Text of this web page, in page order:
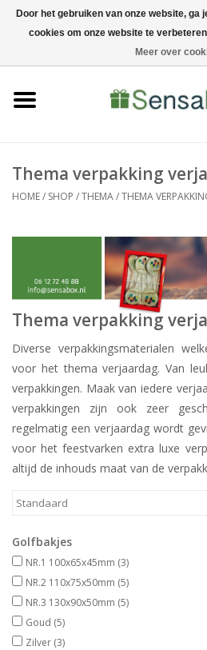
06-
Bewerkingen
Thema verpakking
HOME/ SHOP /THEMA/THEMA
Thema verpakking
Diverse verpakkingsmaterialen
voor het thema verjaardag. Van
verpakkingen. Maak van iedere
verpakkingen zijn ook zeer
regelmatig een verjaardag wordt
voor het feestvarken extra luxe
altijd de inhouds maat van de
Golfbakjes
NR.1 100x65x45mm (3)
NR.2 110x75x50mm (5)
NR.3 130x90x50mm (5)
Goud (5)
Zilver (3)
Door het gebruiken van onze website, ga
cookies om onze website te
Meer over